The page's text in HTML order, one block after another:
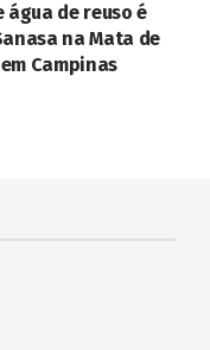
água de reuso é
na Mata de
Campinas